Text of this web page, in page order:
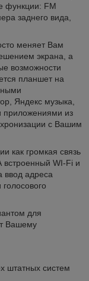
функции: FM
заднего вида,
меняет Вам
экрана, а
возможности
планшет на
Яндекс музыка,
приложениями из
с Вашим
как громкая связь
встроенный WI-Fi и
ввод адреса
для
Вашему
штатных систем